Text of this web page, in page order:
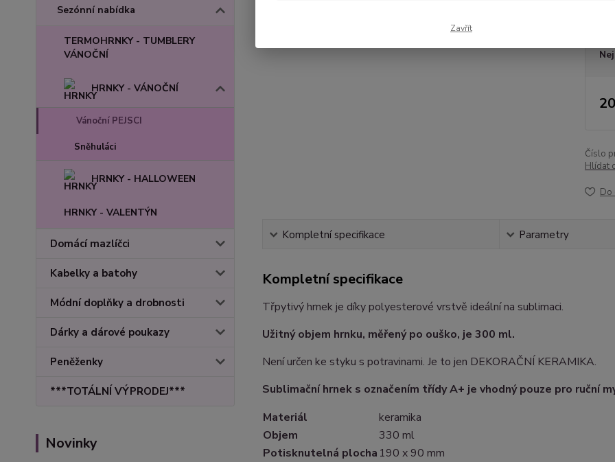
Sezónní nabídka
TERMOHRNKY - TUMBLERY
VÁNOČNÍ
HRNKY - VÁNOČNÍ
Vánoční PEJSCI
Sněhuláci
HRNKY - HALLOWEEN
HRNKY - VALENTÝN
Domácí mazlíčci
Kabelky a batohy
Módní doplňky a drobnosti
Dárky a dárové poukazy
Peněženky
***TOTÁLNÍ VÝPRODEJ***
Novinky
Číslo
Hlídat
Do
Kompletní specifikace Parametry
Kompletní specifikace
Třpytivý hrnek je díky polyesterové vrstvě ideální na sublimaci.
Užitný objem hrnku, měřený po ouško, je 300 ml.
Není určen ke styku s potravinami. Je to jen DEKORAČNÍ KERAMIKA.
Sublimační hrnek s označením třídy A+ je vhodný pouze pro ruční
Materiál
keramika
Objem
330 ml
Potisknutelná plocha 190 x 90 mm
Zavřít